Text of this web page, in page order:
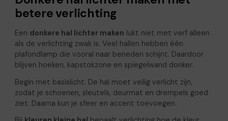
betere verlichting
Een donkere hal lichter maken lukt niet met verf alleen
als de verlichting zwak is. Veel hallen hebben één
plafondlamp die vooral naar beneden schijnt. Daardoor
blijven hoeken, kapstokzone en spiegelwand donker.
Begin met basislicht. De hal moet veilig verlicht zijn,
zodat je schoenen, sleutels, deurmat en drempels goed
ziet. Daarna kun je sfeer en accent toevoegen.